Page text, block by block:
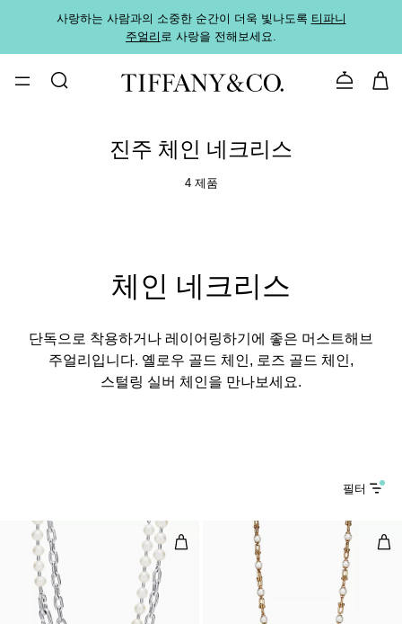
사랑하는 사람과의 소중한 순간이 더욱 빛나도록 티파니
주얼리로 사랑을 전해보세요.
문의하기
진주 체인 네크리스
4 제품
체인 네크리스
단독으로 착용하거나 레이어링하기에 좋은 머스트해브
주얼리입니다. 옐로우 골드 체인, 로즈 골드 체인,
스털링 실버 체인을 만나보세요.
필터
펄 락 네크리스, 실버, 9~10mm 그